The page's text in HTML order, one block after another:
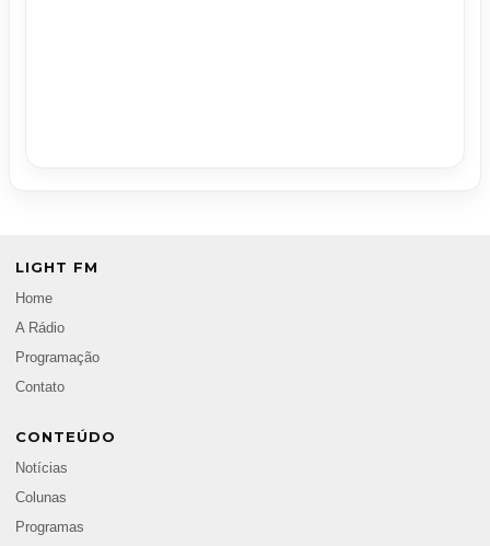
LIGHT FM
Home
A Rádio
Programação
Contato
CONTEÚDO
Notícias
Colunas
Programas